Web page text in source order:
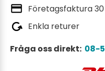
Företagsfaktura
Enkla returer
Fråga oss direkt: 08-